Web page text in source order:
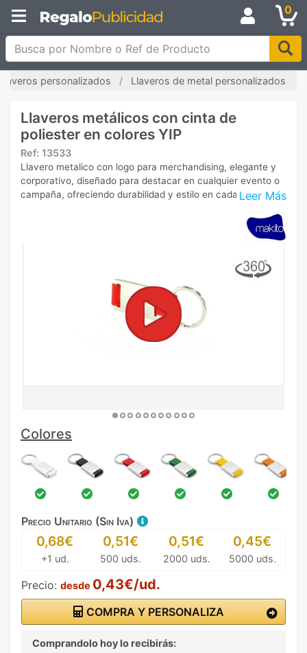
0
Busca por Nombre o Ref de Producto
personalizados Llaveros de metal personalizados
Llaveros metálicos con cinta de
poliester en colores YIP
Ref: 13533
Leer Más
Llavero metalico con logo para merchandising, elegante y
corporativo, diseñado para destacar en cualquier evento o
campaña, ofreciendo durabilidad y estilo en cada detalle.
Colores
Precio Unitario (Sin Iva)
0,68€
+1 ud.
0,51€
500 uds.
0,51€
2000 uds.
0,45€
5000 uds.
Precio: desde 0,43€/ud.
COMPRA Y PERSONALIZA
Comprandolo hoy lo recibirás: